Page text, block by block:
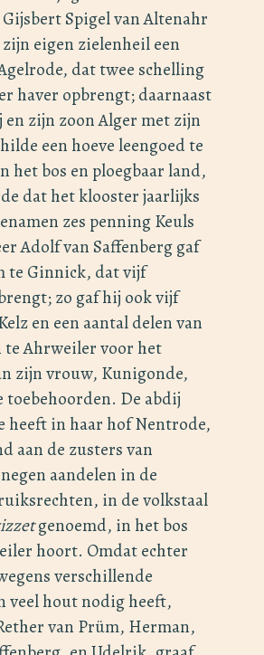
Spigel van Altenahr
eigen zielenheil een
dat twee schelling
haver opbrengt; daarnaast
en zijn zoon Alger met zijn
een hoeve leengoed te
het bos en ploegbaar land,
dat het klooster jaarlijks
zes penning Keuls
Adolf van Saffenberg gaf
te Ginnick, dat vijf
zo gaf hij ook vijf
en een aantal delen van
Ahrweiler voor het
zijn vrouw, Kunigonde,
toebehoorden. De abdij
heeft in haar hof Nentrode,
aan de zusters van
aandelen in de
in de volkstaal
genoemd, in het bos
hoort. Omdat echter
verschillende
veel hout nodig heeft,
van Prüm, Herman,